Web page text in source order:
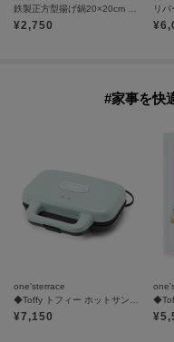
¥2,750 ¥
#家事を快
one'sterrace
◆Toffy トフィー ホットサンドメーカー
¥7,150 ¥